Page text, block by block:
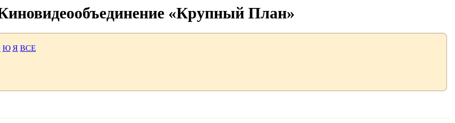
«Крупный План»
Ю Я ВСЕ